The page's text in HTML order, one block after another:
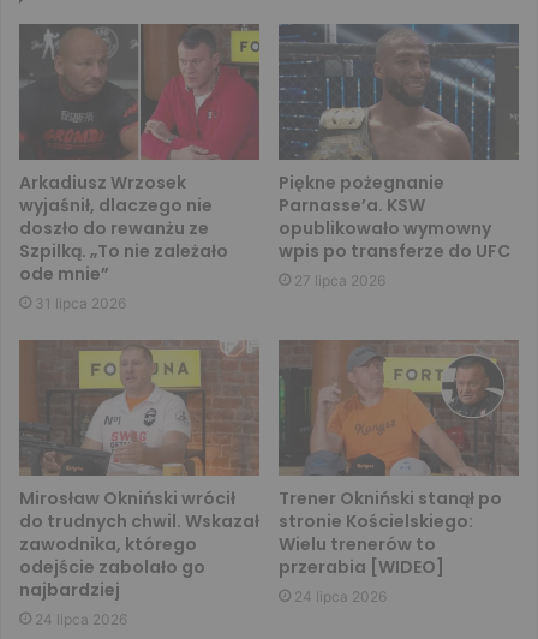
Arkadiusz Wrzosek
wyjaśnił, dlaczego nie
doszło do rewanżu ze
Szpilką. „To nie zależało
ode mnie”
31 lipca 2026
Piękne pożegnanie
Parnasse’a. KSW
opublikowało wymowny
wpis po transferze do UFC
27 lipca 2026
Mirosław Okniński wrócił
do trudnych chwil. Wskazał
zawodnika, którego
odejście zabolało go
najbardziej
24 lipca 2026
Trener Okniński stanął po
stronie Kościelskiego:
Wielu trenerów to
przerabia [WIDEO]
24 lipca 2026